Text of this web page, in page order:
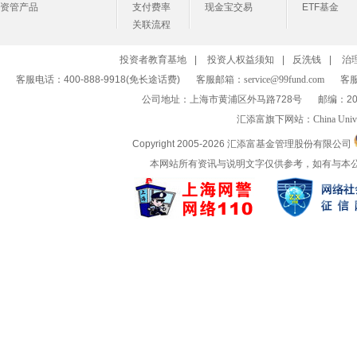
资管产品
支付费率
关联流程
现金宝交易
ETF基金
投资者教育基地 投资人权益须知 反洗钱
治
客服电话：400-888-9918(免长途话费)
客服邮箱： service@99fund.com
客
公司地址：上海市黄浦区外马路728号
邮编：
汇添富旗下网站： China
Copyright 2005-2026 汇添富基金管理股份有限公司
本网站所有资讯与说明文字仅供参考，如有与本